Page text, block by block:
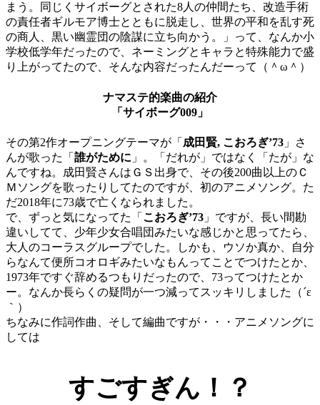
まう。同じくサイボーグとされた8人の仲間たち、改造手術
の責任者ギルモア博士とともに脱走し、世界の平和を乱す死
の商人、黒い幽霊団の陰謀に立ち向かう。」って、なんか小
学校低学年だったので、ネーミングとキャラと特殊能力で盛
り上がってたので、そんな内容だったんだーって（＾ω＾）
ナマステ的楽曲の紹介
「 サイボーグ009 」
その第2作オープニングテーマが「 成田賢, こおろぎ’73 」さ
んが歌った「 誰がために 」。「だれが」ではなく「たが」な
んですね。成田賢さんはＧＳ出身で、その後200曲以上のＣ
Ｍソングを歌ったりしてたのですが、初のアニメソング。た
だ2018年に73歳で亡くなられました。
で、ずっと気になってた「 こおろぎ’73 」ですが、長い間勘
違いしてて、少年少女合唱団みたいな感じかと思ってたら、
大人のコーラスグループでした。しかも、ウソか真か、自分
らなんて便所コオロギみたいなもんってことでつけたとか、
1973年ですぐ辞めるつもりだったので、73ってつけたとか
ー。なんか長らくの疑問が一つ減ってスッキリしました（´ε
｀）
ちなみに作詞作曲、そして編曲ですが・・・アニメソングに
しては
すごすぎん！？